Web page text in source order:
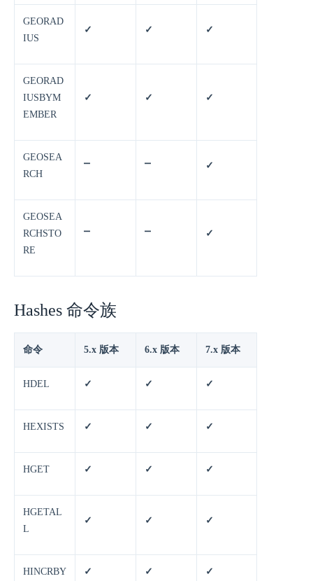
GEORAD
IUS
✓ ✓ ✓
GEORAD
IUSBYM
EMBER
✓ ✓ ✓
GEOSEA
RCH
⎻ ⎻ ✓
GEOSEA
RCHSTO
RE
⎻ ⎻ ✓
Hashes 命令族
命令 5.x 版本 6.x 版本 7.x 版本
HDEL ✓ ✓ ✓
HEXISTS ✓ ✓ ✓
HGET ✓ ✓ ✓
HGETAL
L
✓ ✓ ✓
HINCRBY ✓ ✓ ✓